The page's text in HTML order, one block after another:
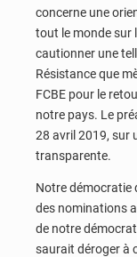
concerne une
tout le monde sur
cautionner une
Résistance que
FCBE pour le
notre pays. Le
28 avril 2019, sur
transparente.
Notre démocratie
des nominations
de notre
saurait déroger à